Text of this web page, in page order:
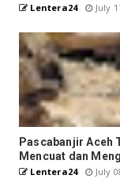
Lentera24 July
Pascabanjir Aceh
Mencuat dan
Lentera24 July